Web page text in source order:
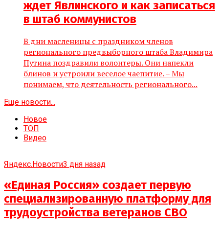
ждет Явлинского и как записаться
в штаб коммунистов
В дни масленицы с праздником членов
регионального предвыборного штаба Владимира
Путина поздравили волонтеры. Они напекли
блинов и устроили веселое чаепитие. – Мы
понимаем, что деятельность регионального...
Еще новости...
Новое
ТОП
Видео
Яндекс.Новости3 дня назад
«Единая Россия» создает первую
специализированную платформу для
трудоустройства ветеранов СВО